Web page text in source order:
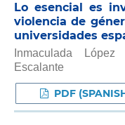
Lo esencial es
violencia de
universidades
Inmaculada
Escalante
PDF